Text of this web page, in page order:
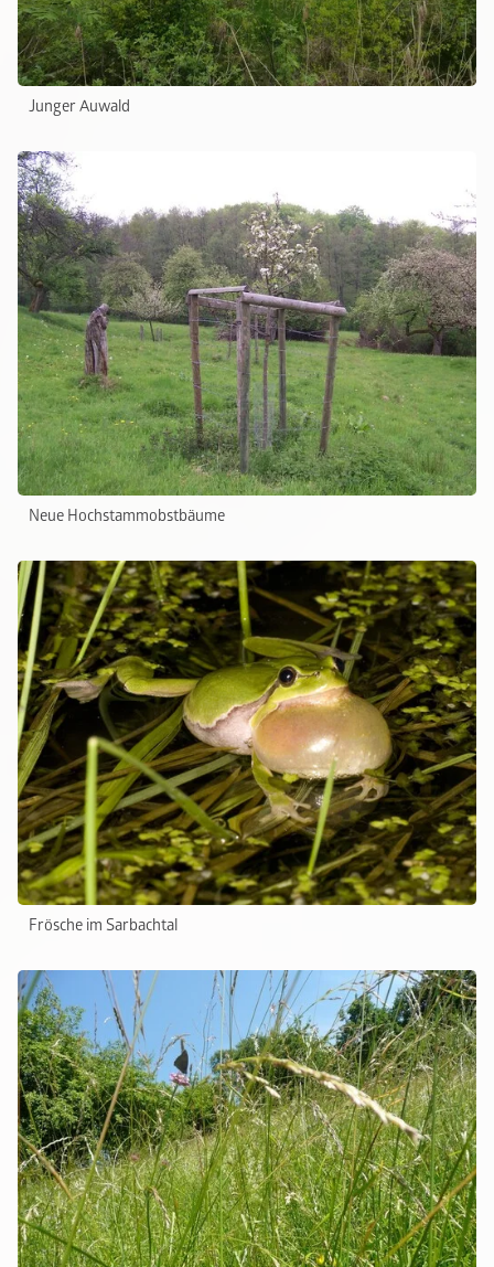
Junger Auwald
Neue Hochstammobstbäume
Frösche im Sarbachtal